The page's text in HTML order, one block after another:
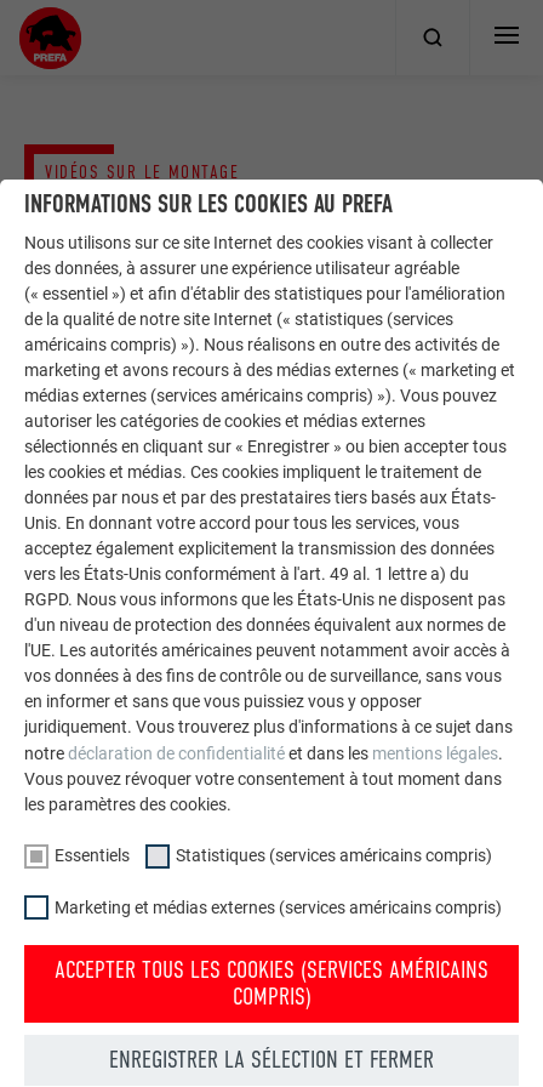
ACROTÈRE ET COUVERTINE
VIDÉOS SUR LE MONTAGE
Page d’accueil
Vidéos de pose et de démonstration
Vidéos de formation
Acrotère et couvertine - Vidéos de formation
RETOUR À L'APERÇU
Convainquez-vous maintenant! Commandez simplement les
brochures que vous souhaitez.
COMMANDER DES PROSPECTUS GRATUITS
L’ENTREPRISE FAMILIALE | PREFA
Durabilité
Offres d’emploi
Presse
Conformité
NOUS VOUS OFFRONS NOTRE AIDE
Trouver un artisan près de
chez vous
Questions & réponses
Commander des prospectus
Réclamations et plaintes
INFORMATIONS SUR LES COOKIES AU PREFA
Nous utilisons sur ce site Internet des cookies visant à collecter
des données, à assurer une expérience utilisateur agréable
(« essentiel ») et afin d'établir des statistiques pour l'amélioration
de la qualité de notre site Internet (« statistiques (services
américains compris) »). Nous réalisons en outre des activités de
marketing et avons recours à des médias externes (« marketing et
médias externes (services américains compris) »). Vous pouvez
autoriser les catégories de cookies et médias externes
sélectionnés en cliquant sur « Enregistrer » ou bien accepter tous
les cookies et médias. Ces cookies impliquent le traitement de
données par nous et par des prestataires tiers basés aux États-
Unis. En donnant votre accord pour tous les services, vous
acceptez également explicitement la transmission des données
vers les États-Unis conformément à l'art. 49 al. 1 lettre a) du
RGPD. Nous vous informons que les États-Unis ne disposent pas
d'un niveau de protection des données équivalent aux normes de
l'UE. Les autorités américaines peuvent notamment avoir accès à
vos données à des fins de contrôle ou de surveillance, sans vous
en informer et sans que vous puissiez vous y opposer
juridiquement. Vous trouverez plus d'informations à ce sujet dans
notredéclaration de confidentialitéet dans les mentions légales.
Vous pouvez révoquer votre consentement à tout moment dans
les paramètres des cookies.
Essentiels Statistiques (services américains compris)
Marketing et médias externes (services américains compris)
ACCEPTER TOUS LES COOKIES (SERVICES AMÉRICAINS
COMPRIS)
ENREGISTRER LA SÉLECTION ET FERMER